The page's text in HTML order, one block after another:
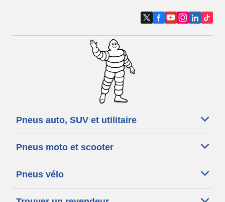
Pneus auto, SUV et utilitaire
Pneus moto et scooter
Pneus vélo